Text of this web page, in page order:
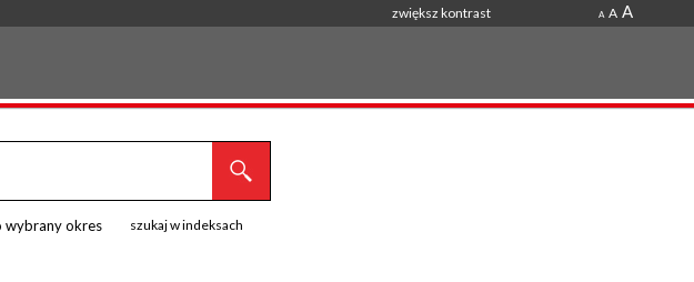
zwiększ kontrast A A A
wybrany okres szukaj w indeksach